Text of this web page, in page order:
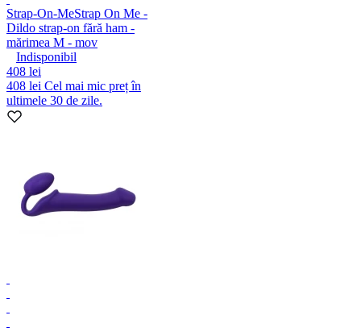
Strap-On-MeStrap On Me -
Dildo strap-on fără ham -
mărimea M - mov
Indisponibil
408 lei
408 lei Cel mai mic preț în
ultimele 30 de zile.